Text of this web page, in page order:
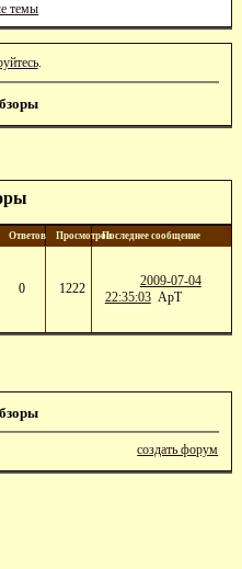
темы
.
Ответов ПросмотровПоследнее сообщение
0 1222
2009-07-04
22:35:03 ApT
создать форум